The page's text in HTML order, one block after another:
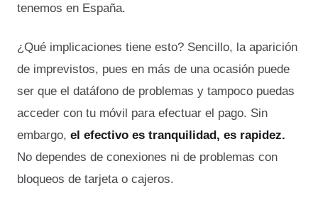
tenemos en España.
¿Qué implicaciones tiene esto? Sencillo, la aparición
de imprevistos, pues en más de una ocasión puede
ser que el datáfono de problemas y tampoco puedas
acceder con tu móvil para efectuar el pago. Sin
embargo, el efectivo es tranquilidad, es rapidez.
No dependes de conexiones ni de problemas con
bloqueos de tarjeta o cajeros.